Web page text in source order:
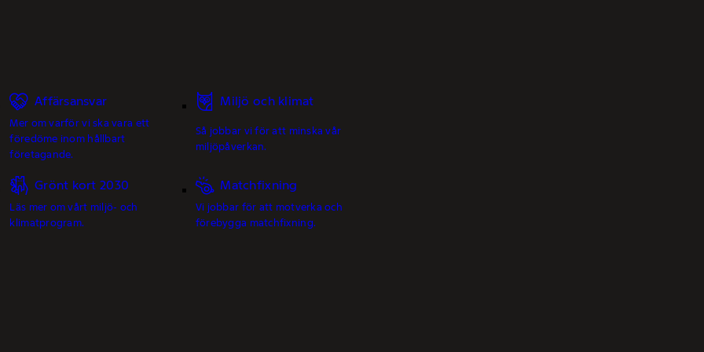
Affärsansvar
Mer om varför vi ska vara ett
föredöme inom hållbart
företagande.
Miljö och klimat
Så jobbar vi för att minska vår
miljöpåverkan.
Grönt kort 2030
Läs mer om vårt miljö- och
klimatprogram.
Matchfixning
Vi jobbar för att motverka och
förebygga matchfixning.